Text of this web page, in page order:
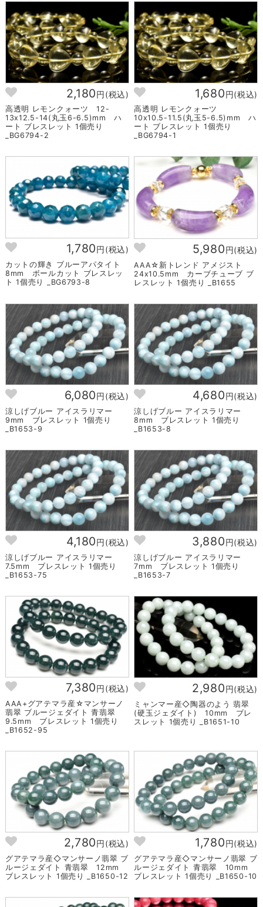
2,180円(税込)
高透明 レモンクォーツ 12-
13x12.5-14(丸玉6-6.5)mm ハ
ート ブレスレット 1個売り
_BG6794-2
1,680円(税込)
高透明 レモンクォーツ
10x10.5-11.5(丸玉5-6.5)mm ハ
ート ブレスレット 1個売り
_BG6794-1
1,780円(税込)
カットの輝き ブルーアパタイト
8mm ボールカット ブレスレッ
ト 1個売り _BG6793-8
5,980円(税込)
AAA☆新トレンド アメジスト
24x10.5mm カーブチューブ ブ
レスレット 1個売り _B1655
6,080円(税込)
涼しげブルー アイスラリマー
9mm ブレスレット 1個売り
_B1653-9
4,680円(税込)
涼しげブルー アイスラリマー
8mm ブレスレット 1個売り
_B1653-8
4,180円(税込)
涼しげブルー アイスラリマー
7.5mm ブレスレット 1個売り
_B1653-75
3,880円(税込)
涼しげブルー アイスラリマー
7mm ブレスレット 1個売り
_B1653-7
7,380円(税込)
AAA+グアテマラ産☆マンサーノ
翡翠 ブルージェダイト 青翡翠
9.5mm ブレスレット 1個売り
_B1652-95
2,980円(税込)
ミャンマー産◇陶器のよう 翡翠
(硬玉ジェダイト) 10mm ブレ
スレット 1個売り _B1651-10
2,780円(税込)
グアテマラ産◇マンサーノ翡翠 ブ
ルージェダイト 青翡翠 12mm
ブレスレット 1個売り _B1650-12
1,780円(税込)
グアテマラ産◇マンサーノ翡翠 ブ
ルージェダイト 青翡翠 10mm
ブレスレット 1個売り _B1650-10